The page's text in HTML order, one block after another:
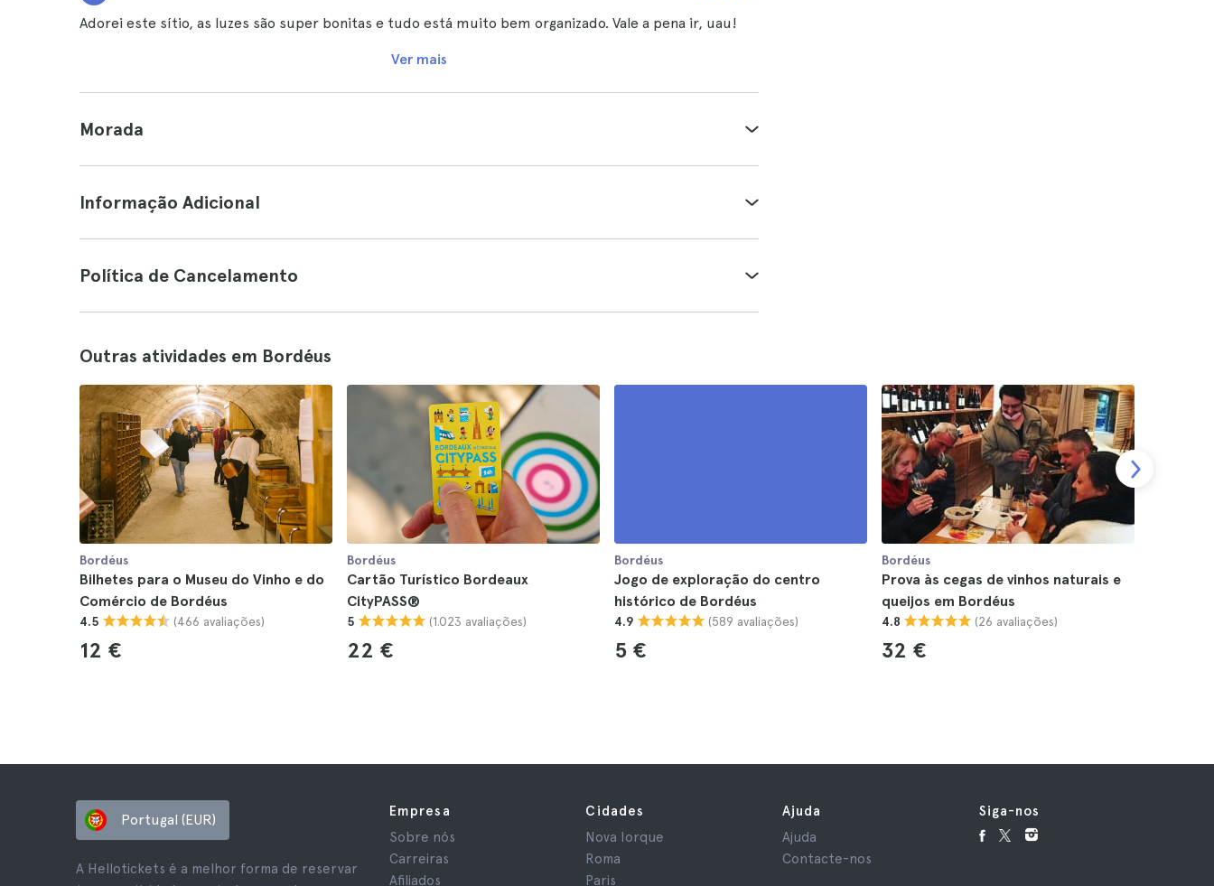
Adorei este sítio, as luzes são super bonitas e tudo está muito bem organizado. Vale a pena ir, uau!
Ver mais
Morada
Informação Adicional
Política de Cancelamento
Outras atividades em Bordéus
Bordéus
Bilhetes para o Museu do Vinho e do
Comércio de Bordéus
4.5 (466 avaliações)
12 €
Bordéus
Cartão Turístico Bordeaux
CityPASS®
5 (1.023 avaliações)
22 €
Bordéus
Jogo de exploração do centro
histórico de Bordéus
4.9 (589 avaliações)
5 €
Bordéus
Prova às cegas de vinhos naturais e
queijos em Bordéus
4.8 (26 avaliações)
32 €
Portugal (EUR)
A Hellotickets é a melhor forma de reservar
Empresa
Sobre nós
Carreiras
Afiliados
Cidades
Nova Iorque
Roma
Paris
Ajuda
Ajuda
Contacte-nos
Siga-nos